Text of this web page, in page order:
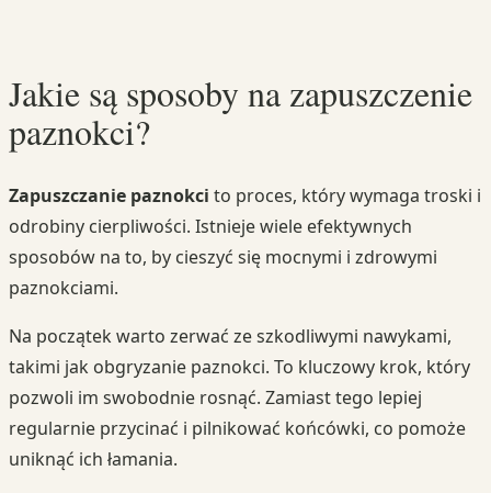
Jakie są sposoby na zapuszczenie
paznokci?
Zapuszczanie paznokci to proces, który wymaga troski i
odrobiny cierpliwości. Istnieje wiele efektywnych
sposobów na to, by cieszyć się mocnymi i zdrowymi
paznokciami.
Na początek warto zerwać ze szkodliwymi nawykami,
takimi jak obgryzanie paznokci. To kluczowy krok, który
pozwoli im swobodnie rosnąć. Zamiast tego lepiej
regularnie przycinać i pilnikować końcówki, co pomoże
uniknąć ich łamania.